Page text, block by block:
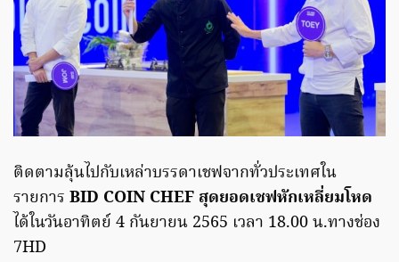
ติดตามลุ้นไปกับเหล่าบรรดาเชฟจากทั่วประเทศใน
รายการ BID COIN CHEF สุดยอดเชฟหักเหลี่ยมโหด
ได้ในวันอาทิตย์ 4 กันยายน 2565 เวลา 18.00 น.ทางช่อง
7HD